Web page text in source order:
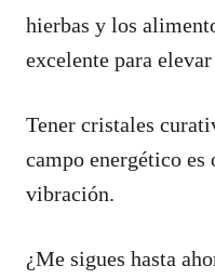
hierbas y los
excelente para
Tener cristales
campo energético
vibración.
¿Me sigues hasta